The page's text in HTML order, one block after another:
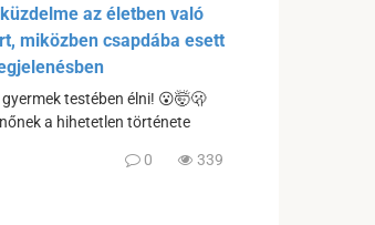
az életben való
miközben csapdába esett
testében élni! 😮🤯🫢
a hihetetlen története
0 339